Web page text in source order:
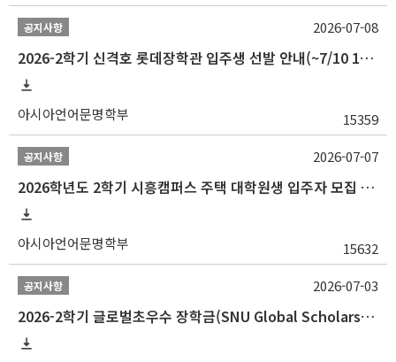
공지사항
2026-2학기 신격호 롯데장학관 입주생 선발 안내(~7/10 10:00)
아시아언어문명학부 15359
2026-07-08
공지사항
2026학년도 2학기 시흥캠퍼스 주택 대학원생 입주자 모집 안내
아시아언어문명학부 15632
2026-07-07
공지사항
2026-2학기 글로벌초우수 장학금(SNU Global Scholarship, GS) 신청 안내(~7/12 23:00)
2026-07-03